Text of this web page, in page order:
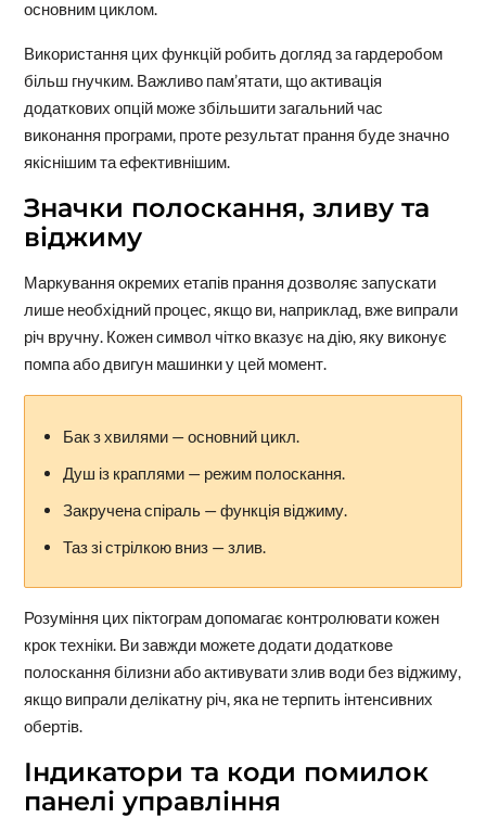
основним циклом.
Використання цих функцій робить догляд за гардеробом
більш гнучким. Важливо пам’ятати, що активація
додаткових опцій може збільшити загальний час
виконання програми, проте результат прання буде значно
якіснішим та ефективнішим.
Значки полоскання, зливу та
віджиму
Маркування окремих етапів прання дозволяє запускати
лише необхідний процес, якщо ви, наприклад, вже випрали
річ вручну. Кожен символ чітко вказує на дію, яку виконує
помпа або двигун машинки у цей момент.
Бак з хвилями — основний цикл.
Душ із краплями — режим полоскання.
Закручена спіраль — функція віджиму.
Таз зі стрілкою вниз — злив.
Розуміння цих піктограм допомагає контролювати кожен
крок техніки. Ви завжди можете додати додаткове
полоскання білизни або активувати злив води без віджиму,
якщо випрали делікатну річ, яка не терпить інтенсивних
обертів.
Індикатори та коди помилок
панелі управління